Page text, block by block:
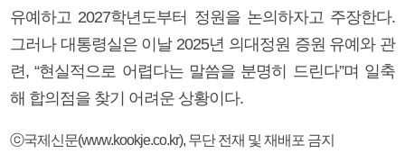
유예하고 2027학년도부터 정원을 논의하자고 주장한다.
그러나 대통령실은 이날 2025년 의대정원 증원 유예와 관
련, “현실적으로 어렵다는 말씀을 분명히 드린다”며 일축
해 합의점을 찾기 어려운 상황이다.
ⓒ국제신문(www.kookje.co.kr), 무단 전재 및 재배포 금지